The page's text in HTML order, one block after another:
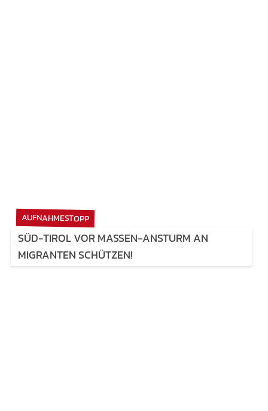
AUFNAHMESTOPP
SÜD-TIROL VOR MASSEN-ANSTURM AN
MIGRANTEN SCHÜTZEN!